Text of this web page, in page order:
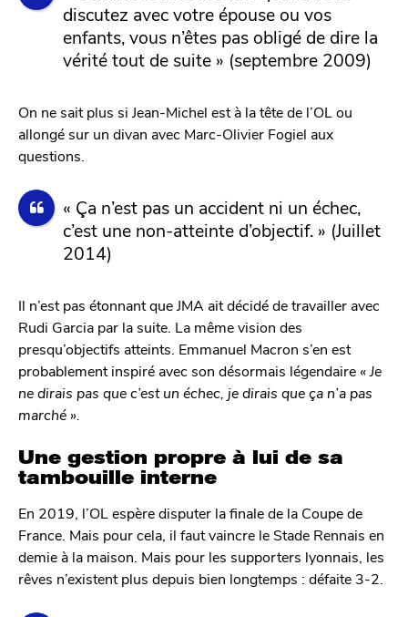
discutez avec votre épouse ou vos
enfants, vous n’êtes pas obligé de dire la
vérité tout de suite » (septembre 2009)
On ne sait plus si Jean-Michel est à la tête de l’OL ou
allongé sur un divan avec Marc-Olivier Fogiel aux
questions.
« Ça n’est pas un accident ni un échec,
c’est une non-atteinte d’objectif. » (Juillet
2014)
Il n’est pas étonnant que JMA ait décidé de travailler avec
Rudi Garcia par la suite. La même vision des
presqu’objectifs atteints. Emmanuel Macron s’en est
probablement inspiré avec son désormais légendaire « Je
ne dirais pas que c’est un échec, je dirais que ça n’a pas
marché ».
Une gestion propre à lui de sa
tambouille interne
En 2019, l’OL espère disputer la finale de la Coupe de
France. Mais pour cela, il faut vaincre le Stade Rennais en
demie à la maison. Mais pour les supporters lyonnais, les
rêves n’existent plus depuis bien longtemps : défaite 3-2.